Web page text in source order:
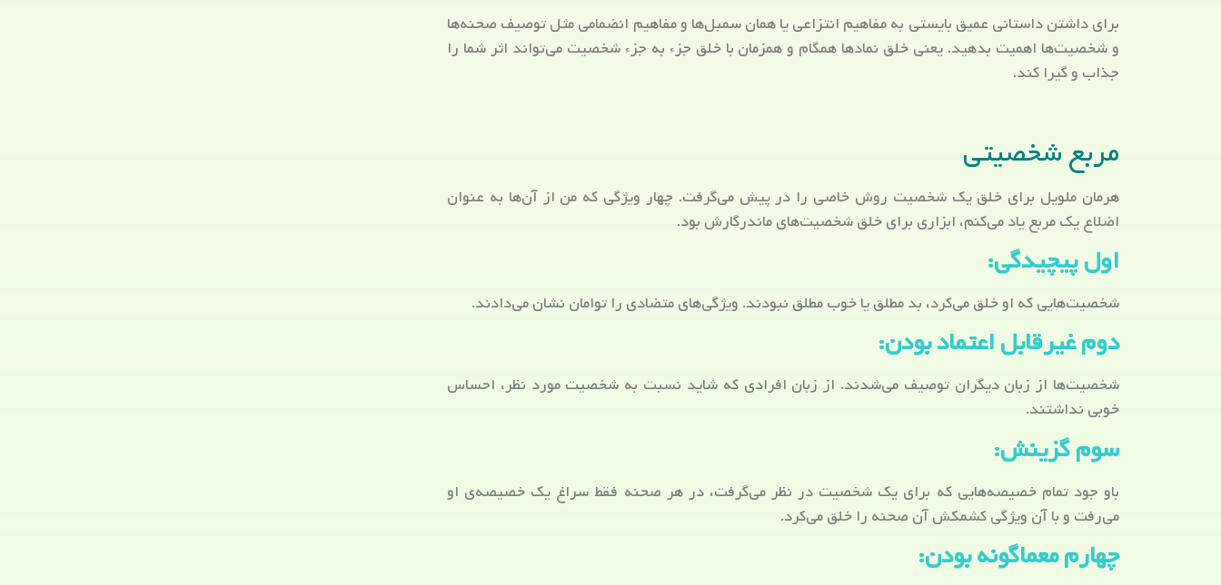
برای داشتن داستانی عمیق بایستی به مفاهیم انتزاعی یا همان سمبل‌ها و مفاهیم انضمامی مثل توصیف‌ صحنه‌ها
و شخصیت‌ها اهمیت بدهید. یعنی خلق نمادها همگام و همزمان با خلق جزء به جزء شخصیت می‌تواند اثر شما را
جذاب و گیرا کند.
مربع شخصیتی
هرمان ملویل برای خلق یک شخصیت روش خاصی را در پیش می‌گرفت. چهار ویژگی که من از آن‌ها به عنوان
اضلاع یک مربع یاد می‌کنم، ابزاری برای خلق شخصیت‌های ماندرگارش بود.
اول پیچیدگی:
شخصیت‌هایی که او خلق می‌کرد، بد مطلق یا خوب مطلق نبودند. ویژگی‌های متضادی را توامان نشان می‌دادند.
دوم غیرقابل اعتماد بودن:
شخصیت‌ها از زبان دیگران توصیف می‌شدند. از زبان افرادی که شاید نسبت به شخصیت مورد نظر، احساس
خوبی نداشتند.
سوم گزینش:
باو جود تمام خصیصه‌هایی که برای یک شخصیت در نظر می‌گرفت، در هر صحنه فقط سراغ یک خصیصه‌ی او
می‌رفت و با آن ویژگی کشمکش آن صحنه را خلق می‌کرد.
چهارم معماگونه بودن: